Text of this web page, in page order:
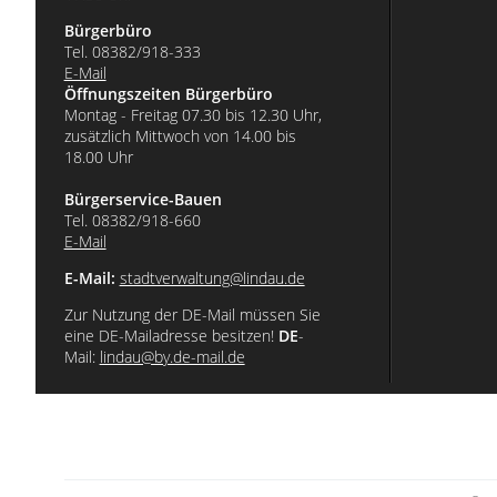
Bürgerbüro
Tel. 08382/918-333
E-Mail
Öffnungszeiten Bürgerbüro
Montag - Freitag 07.30 bis 12.30 Uhr,
zusätzlich Mittwoch von 14.00 bis
18.00 Uhr
Bürgerservice-Bauen
Tel. 08382/918-660
E-Mail
E-Mail: stadtverwaltung@lindau.de
Zur Nutzung der DE-Mail müssen Sie
eine DE-Mailadresse besitzen! DE-
Mail: lindau@by.de-mail.de